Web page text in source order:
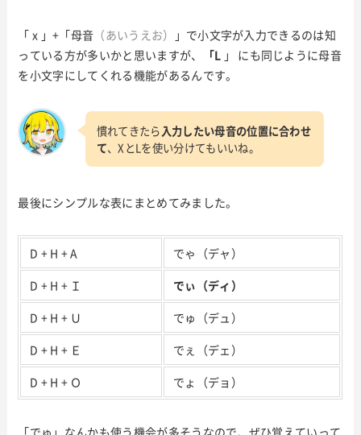
「 x 」+「母音 （あいうえお）
」で小文字が入力できるのは知
っている方が多いかと思いますが、
「L 」 にも同じように母音
を小文字にしてくれる機能があるんです。
慣れてきたら 入力したい母音の位置に合わせ
て、XとLを使い分けてもいいね。
最後にシンプルな表にまとめてみました。
D + H + A
でゃ（デャ）
D + H + Ｉ
でぃ（ディ）
D + H + Ｕ
でゅ（デュ）
D + H + Ｅ
でぇ（デェ）
D + H + Ｏ
でょ（デョ）
「でゅ」なんかも使う機会が多そうなので、ぜひ覚えていって